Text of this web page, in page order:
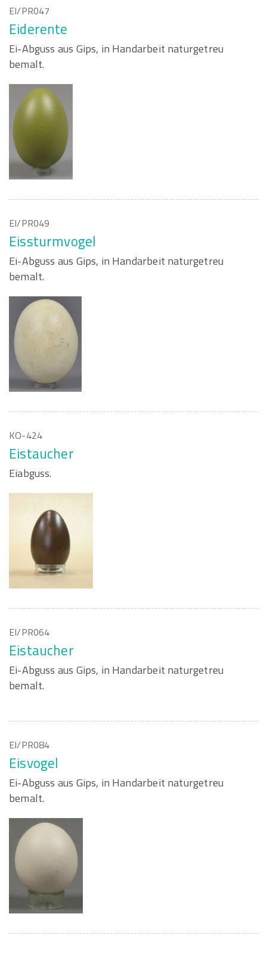
EI/PR047
Eiderente
Ei-Abguss aus Gips, in Handarbeit naturgetreu
bemalt.
EI/PR049
Eissturmvogel
Ei-Abguss aus Gips, in Handarbeit naturgetreu
bemalt.
KO-424
Eistaucher
Eiabguss.
EI/PR064
Eistaucher
Ei-Abguss aus Gips, in Handarbeit naturgetreu
bemalt.
EI/PR084
Eisvogel
Ei-Abguss aus Gips, in Handarbeit naturgetreu
bemalt.